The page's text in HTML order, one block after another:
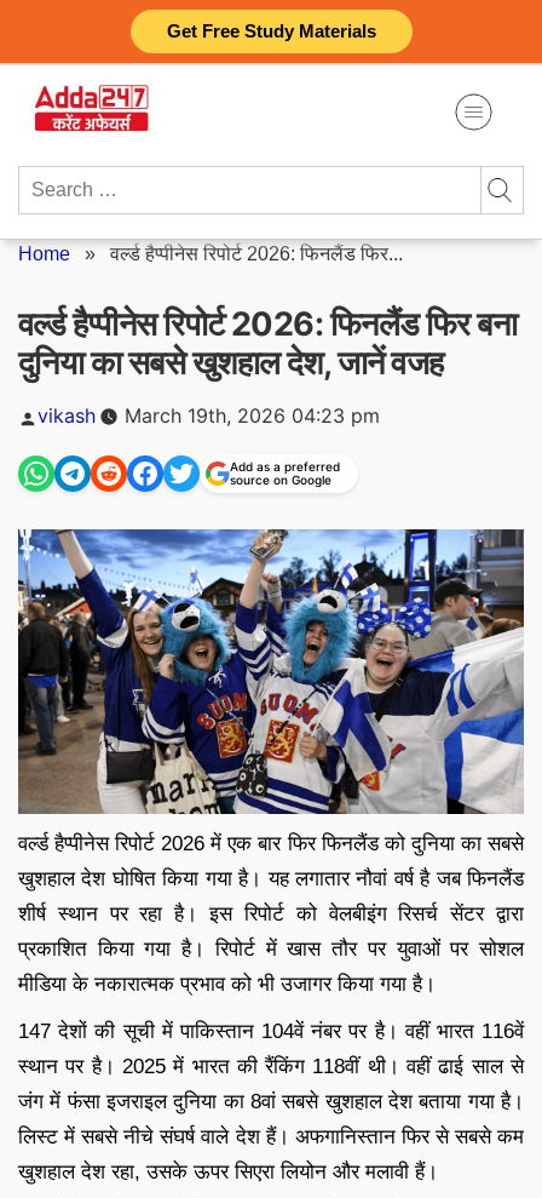
Get Free Study Materials
content
Search
Home »वर्ल्ड हैप्पीनेस रिपोर्ट 2026: फिनलैंड फिर...
वर्ल्ड हैप्पीनेस रिपोर्ट 2026: फिनलैंड फिर बना
दुनिया का सबसे खुशहाल देश, जानें वजह
Posted
vikash March 19th, 2026 04:23 pm
Add as a preferred
source on Google
वर्ल्ड हैप्पीनेस रिपोर्ट 2026 में एक बार फिर फिनलैंड को दुनिया का सबसे
खुशहाल देश घोषित किया गया है। यह लगातार नौवां वर्ष है जब फिनलैंड
शीर्ष स्थान पर रहा है। इस रिपोर्ट को वेलबीइंग रिसर्च सेंटर द्वारा
प्रकाशित किया गया है। रिपोर्ट में खास तौर पर युवाओं पर सोशल
मीडिया के नकारात्मक प्रभाव को भी उजागर किया गया है।
147 देशों की सूची में पाकिस्तान 104वें नंबर पर है। वहीं भारत 116वें
स्थान पर है। 2025 में भारत की रैंकिंग 118वीं थी। वहीं ढाई साल से
जंग में फंसा इजराइल दुनिया का 8वां सबसे खुशहाल देश बताया गया है।
लिस्ट में सबसे नीचे संघर्ष वाले देश हैं। अफगानिस्तान फिर से सबसे कम
खुशहाल देश रहा, उसके ऊपर सिएरा लियोन और मलावी हैं।